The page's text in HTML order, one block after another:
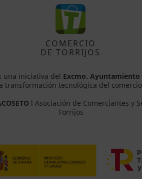
COMERCIO
DE TORRIJOS
una iniciativa del Excmo. Ayuntamiento
transformación tecnológica del
l Asociación de Comerciantes y
Torrijos